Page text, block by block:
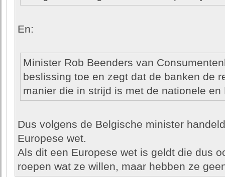
En:
Minister Rob Beenders van
beslissing toe en zegt dat de banken de
manier die in strijd is met de nationele en
Dus volgens de Belgische minister
Europese wet.
Als dit een Europese wet is geldt die dus
roepen wat ze willen, maar hebben ze